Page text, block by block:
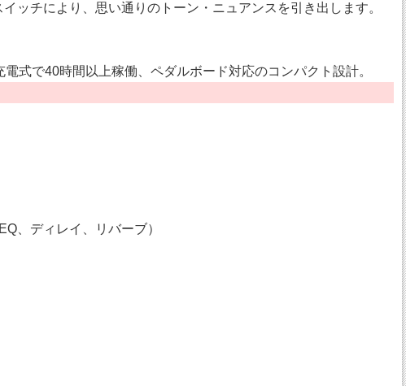
ッチにより、思い通りのトーン・ニュアンスを引き出します。
式で40時間以上稼働、ペダルボード対応のコンパクト設計。
、ディレイ、リバーブ）